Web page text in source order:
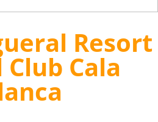
Resort
Cala